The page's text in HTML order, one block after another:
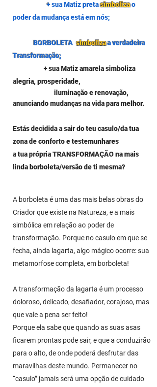
+sua Matiz pretasimbolizao
poder da mudança está em nós;
BORBOLETA simbolizaa verdadeira
Transformação;
+ sua Matiz amarela simboliza
alegria, prosperidade,
iluminação e renovação,
anunciando mudanças na vida para melhor.
Estás decidida a sair do teu casulo/da tua
zona de conforto e testemunhares
a tua própria TRANSFORMAÇÃOna mais
linda borboleta/versão de ti mesma?
A borboleta é uma das mais belas obras do
Criador que existe na Natureza, e a mais
simbólica em relação ao poder de
transformação. Porque no casulo em que se
fecha, ainda lagarta, algo mágico ocorre: sua
metamorfose completa, em borboleta!
A transformação da lagarta é um processo
doloroso, delicado, desafiador, corajoso, mas
que vale a pena ser feito!
Porque ela sabe que quando as suas asas
ficarem prontas pode sair, e que a conduzirão
para o alto, de onde poderá desfrutar das
maravilhas deste mundo. Permanecer no
“casulo” jamais será uma opção de cuidado